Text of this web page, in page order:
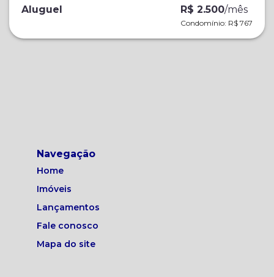
Aluguel R$ 2.500/mês
Condomínio: R$ 767
Navegação
Home
Imóveis
Lançamentos
Fale conosco
Mapa do site